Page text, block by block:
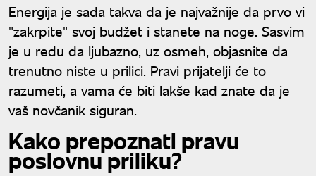
Energija je sada takva da je najvažnije da prvo vi
"zakrpite" svoj budžet i stanete na noge. Sasvim
je u redu da ljubazno, uz osmeh, objasnite da
trenutno niste u prilici. Pravi prijatelji će to
razumeti, a vama će biti lakše kad znate da je
vaš novčanik siguran.
Kako prepoznati pravu
poslovnu priliku?